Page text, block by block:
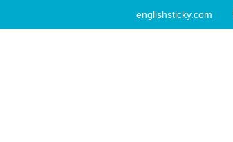
englishsticky.com